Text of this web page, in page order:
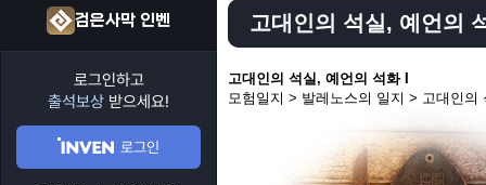
검은사막 인벤
로그인하고
출석보상 받으세요!
로그인
고대인의 석실, 예언의
고대인의 석실, 예언의 석화 I
모험일지 > 발레노스의 일지 > 고대인의